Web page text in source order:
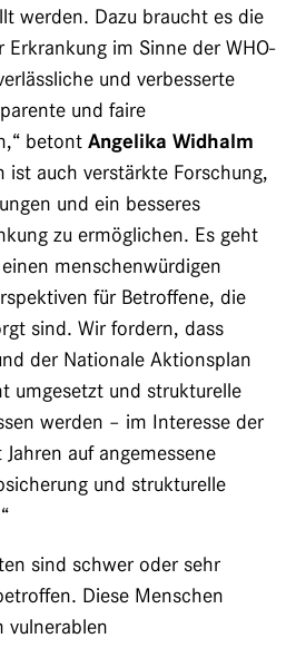
werden. Dazu braucht es die
Erkrankung im Sinne der WHO-
und verbesserte
und faire
betont Angelika Widhalm
ist auch verstärkte Forschung,
und ein besseres
zu ermöglichen. Es geht
menschenwürdigen
für Betroffene, die
sind. Wir fordern, dass
der Nationale Aktionsplan
umgesetzt und strukturelle
werden – im Interesse der
auf angemessene
und strukturelle
sind schwer oder sehr
Diese Menschen
vulnerablen